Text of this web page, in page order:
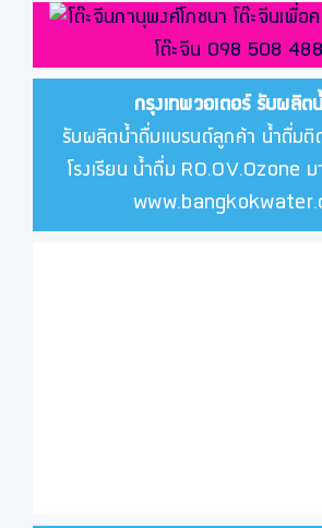
กรุงเทพวอเตอร์ รับผลิต
รับผลิตน้ำดื่มแบรนด์ลูกค้า น้ำดื่มติ
โรงเรียน น้ำดื่ม RO.OV.Ozone